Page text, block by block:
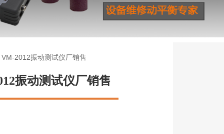
2012振动测试仪厂销售
振动测试仪厂销售